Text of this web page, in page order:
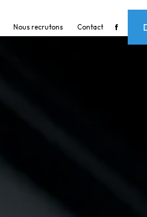
Nous recrutons Contact